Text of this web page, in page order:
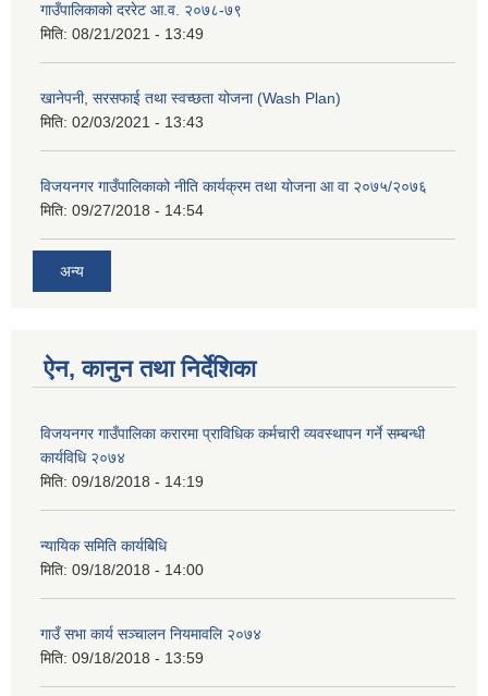
गाउँपालिकाको दररेट आ.व. २०७८-७९
मिति: 08/21/2021 - 13:49
खानेपनी, सरसफाई तथा स्वच्छता योजना (Wash Plan)
मिति: 02/03/2021 - 13:43
विजयनगर गाउँपालिकाको नीति कार्यक्रम तथा योजना आ वा २०७५/२०७६
मिति: 09/27/2018 - 14:54
अन्य
ऐन, कानुन तथा निर्देशिका
विजयनगर गाउँपालिका करारमा प्राविधिक कर्मचारी व्यवस्थापन गर्ने सम्बन्धी
कार्यविधि २०७४
मिति: 09/18/2018 - 14:19
न्यायिक समिति कार्यबिेधि
मिति: 09/18/2018 - 14:00
गाउँ सभा कार्य सञ्चालन नियमावलि २०७४
मिति: 09/18/2018 - 13:59